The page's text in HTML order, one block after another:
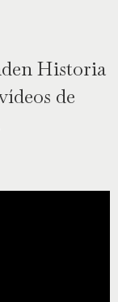
Historia
de